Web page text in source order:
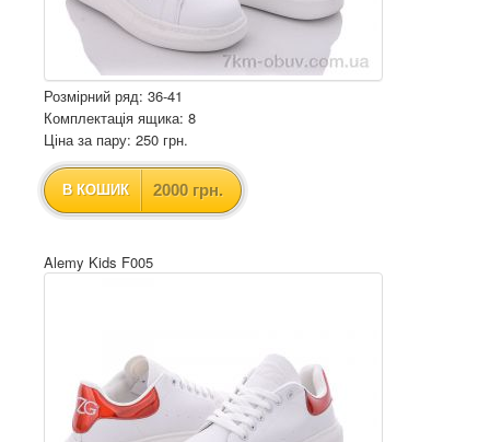
Розмірний ряд: 36-41
Комплектація ящика: 8
Ціна за пару: 250 грн.
В КОШИК 2000 грн.
Alemy Kids F005